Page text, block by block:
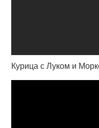
Курица с Луком и